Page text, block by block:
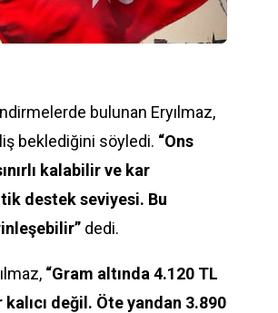
bulunan Eryılmaz,
beklediğini söyledi. “Ons
kalabilir ve kar
destek seviyesi. Bu
dedi.
“Gram altında 4.120 TL
değil. Öte yandan 3.890